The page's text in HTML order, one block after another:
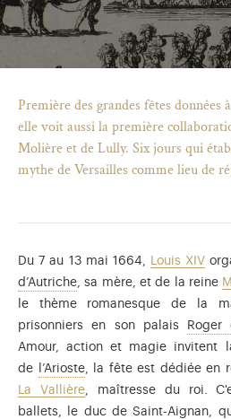
onglet)
nouvel onglet)
fenêtre modale)
de l'application (ouverture
Première des grandes fêtes
elle voit aussi la première
Molière et de Lully. Six jours qui
mythe de Versailles comme lieu de
Du 7 au 13 mai 1664, Louis XIV
d’AutricheAnne d’Autriche (1601-
, sa mère, et de la reine
le thème romanesque de la
prisonniers en son palais
Roger
Amour, action et magie invitent
de
l’AriosteLudovico Ariosto (1474-
, la fête est dédiée en
La Vallière, maîtresse du roi.
ballets, le duc de Saint-Aignan,